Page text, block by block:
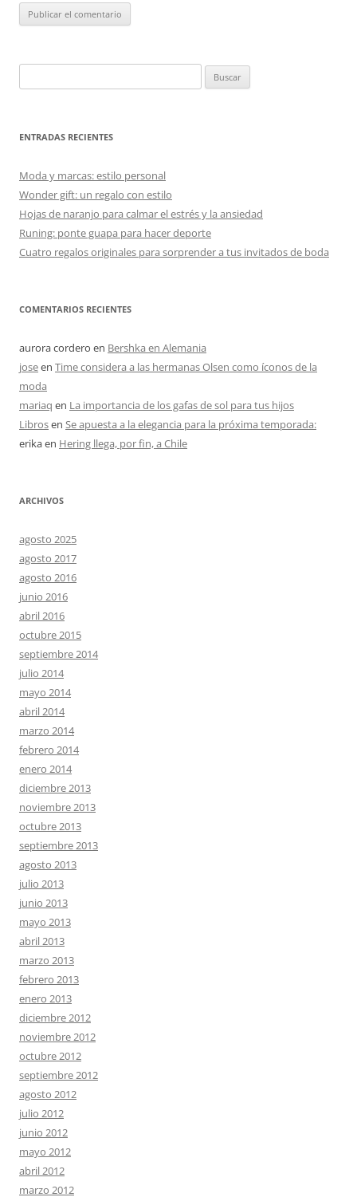
ENTRADAS RECIENTES
Moda y marcas: estilo personal
Wonder gift: un regalo con estilo
Hojas de naranjo para calmar el estrés y la ansiedad
Runing: ponte guapa para hacer deporte
Cuatro regalos originales para sorprender a tus invitados de boda
COMENTARIOS RECIENTES
aurora cordero en Bershka en Alemania
joseen Time considera a las hermanas Olsen como íconos de la
moda
mariaq en La importancia de los gafas de sol para tus hijos
Librosen Se apuesta a la elegancia para la próxima temporada:
erikaen Hering llega, por fin, a Chile
ARCHIVOS
agosto 2025
agosto 2017
agosto 2016
junio 2016
abril 2016
octubre 2015
septiembre 2014
julio 2014
mayo 2014
abril 2014
marzo 2014
febrero 2014
enero 2014
diciembre 2013
noviembre 2013
octubre 2013
septiembre 2013
agosto 2013
julio 2013
junio 2013
mayo 2013
abril 2013
marzo 2013
febrero 2013
enero 2013
diciembre 2012
noviembre 2012
octubre 2012
septiembre 2012
agosto 2012
julio 2012
junio 2012
mayo 2012
abril 2012
marzo 2012